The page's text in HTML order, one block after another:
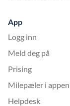
App
Logg inn
Meld deg på
Prising
Milepæler i appen
Helpdesk